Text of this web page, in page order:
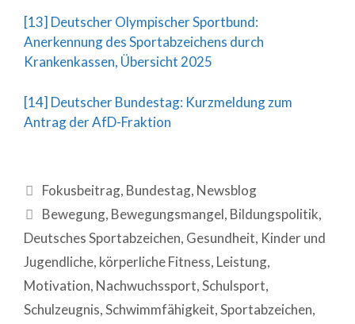
[13] Deutscher Olympischer Sportbund:
Anerkennung des Sportabzeichens durch
Krankenkassen, Übersicht 2025
[14] Deutscher Bundestag: Kurzmeldung zum
Antrag der AfD-Fraktion
Fokusbeitrag, Bundestag, Newsblog
Bewegung, Bewegungsmangel, Bildungspolitik,
Deutsches Sportabzeichen, Gesundheit, Kinder und
Jugendliche, körperliche Fitness, Leistung,
Motivation, Nachwuchssport,Schulsport,
Schulzeugnis,Schwimmfähigkeit,Sportabzeichen,